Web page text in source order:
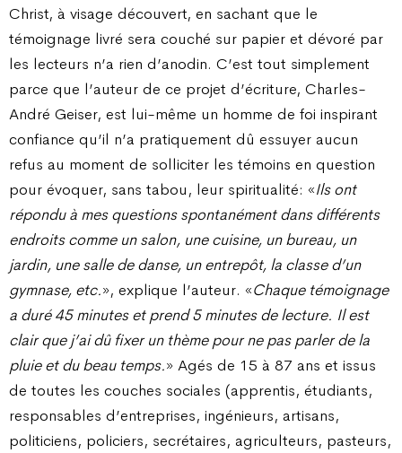
Christ, à visage découvert, en sachant que le
témoignage livré sera couché sur papier et dévoré par
les lecteurs n’a rien d’anodin. C’est tout simplement
parce que l’auteur de ce projet d’écriture, Charles-
André Geiser, est lui-même un homme de foi inspirant
confiance qu’il n’a pratiquement dû essuyer aucun
refus au moment de solliciter les témoins en question
pour évoquer, sans tabou, leur spiritualité: «Ils ont
répondu à mes questions spontanément dans différents
endroits comme un salon, une cuisine, un bureau, un
jardin, une salle de danse, un entrepôt, la classe d’un
gymnase, etc.», explique l’auteur. «Chaque témoignage
a duré 45 minutes et prend 5 minutes de lecture. Il est
clair que j’ai dû fixer un thème pour ne pas parler de la
pluie et du beau temps.» Agés de 15 à 87 ans et issus
de toutes les couches sociales (apprentis, étudiants,
responsables d’entreprises, ingénieurs, artisans,
politiciens, policiers, secrétaires, agriculteurs, pasteurs,